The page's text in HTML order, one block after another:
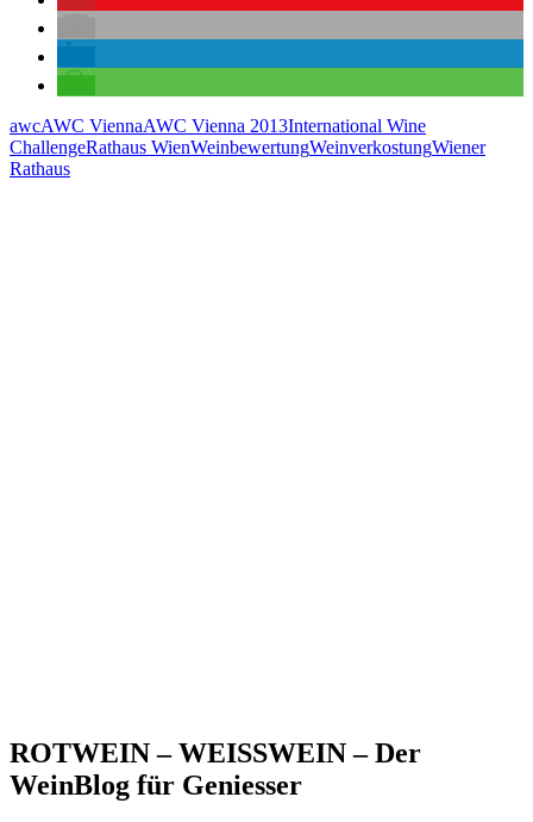
awcAWC ViennaAWC Vienna 2013International Wine
ChallengeRathaus WienWeinbewertungWeinverkostungWiener
Rathaus
ROTWEIN – WEISSWEIN – Der
WeinBlog für Geniesser